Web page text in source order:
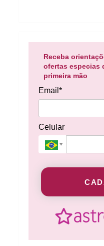
Receba
ofertas especias
primeira mão
Email*
Celular